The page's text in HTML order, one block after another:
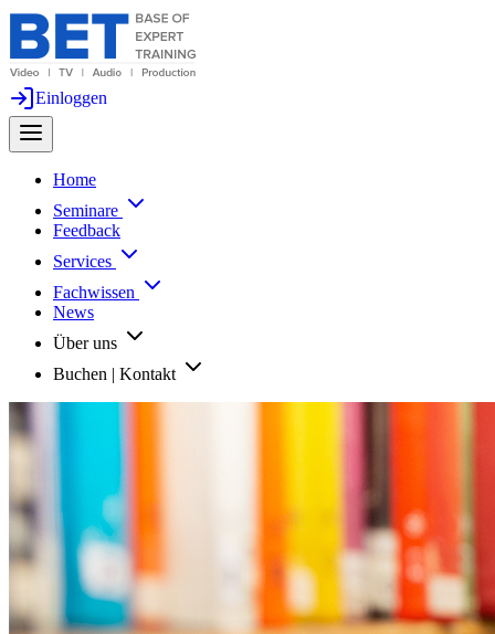
Einloggen
Home
Seminare
Feedback
Services
Fachwissen
News
Über uns
Buchen | Kontakt